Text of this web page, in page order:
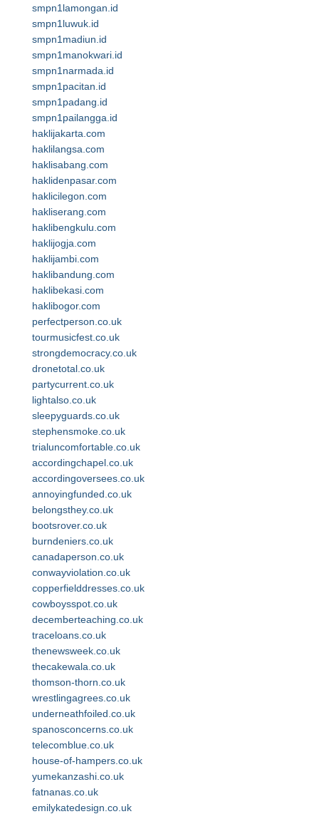
smpn1lamongan.id
smpn1luwuk.id
smpn1madiun.id
smpn1manokwari.id
smpn1narmada.id
smpn1pacitan.id
smpn1padang.id
smpn1pailangga.id
haklijakarta.com
haklilangsa.com
haklisabang.com
haklidenpasar.com
haklicilegon.com
hakliserang.com
haklibengkulu.com
haklijogja.com
haklijambi.com
haklibandung.com
haklibekasi.com
haklibogor.com
perfectperson.co.uk
tourmusicfest.co.uk
strongdemocracy.co.uk
dronetotal.co.uk
partycurrent.co.uk
lightalso.co.uk
sleepyguards.co.uk
stephensmoke.co.uk
trialuncomfortable.co.uk
accordingchapel.co.uk
accordingoversees.co.uk
annoyingfunded.co.uk
belongsthey.co.uk
bootsrover.co.uk
burndeniers.co.uk
canadaperson.co.uk
conwayviolation.co.uk
copperfielddresses.co.uk
cowboysspot.co.uk
decemberteaching.co.uk
traceloans.co.uk
thenewsweek.co.uk
thecakewala.co.uk
thomson-thorn.co.uk
wrestlingagrees.co.uk
underneathfoiled.co.uk
spanosconcerns.co.uk
telecomblue.co.uk
house-of-hampers.co.uk
yumekanzashi.co.uk
fatnanas.co.uk
emilykatedesign.co.uk